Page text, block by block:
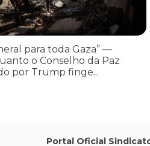
para toda Gaza” —
o Conselho da Paz
por Trump finge...
Portal Oficial